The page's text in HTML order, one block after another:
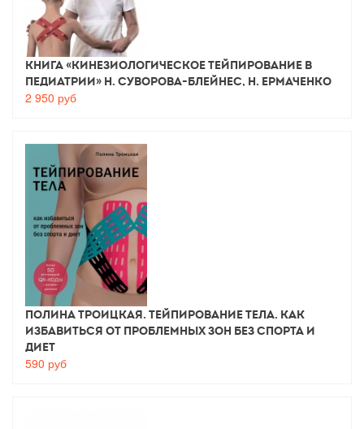
Книга «Кинезиологическое тейпирование в
педиатрии» Н. Суворова-Блейнес, Н. Ермаченко
2 950 руб
Полина Троицкая. Тейпирование тела. Как
избавиться от проблемных зон без спорта и
диет
590 руб